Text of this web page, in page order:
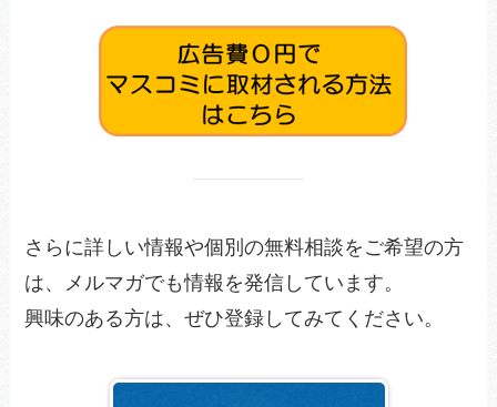
さらに詳しい情報や個別の無料相談をご希望の方
は、メルマガでも情報を発信しています。
興味のある方は、ぜひ登録してみてください。